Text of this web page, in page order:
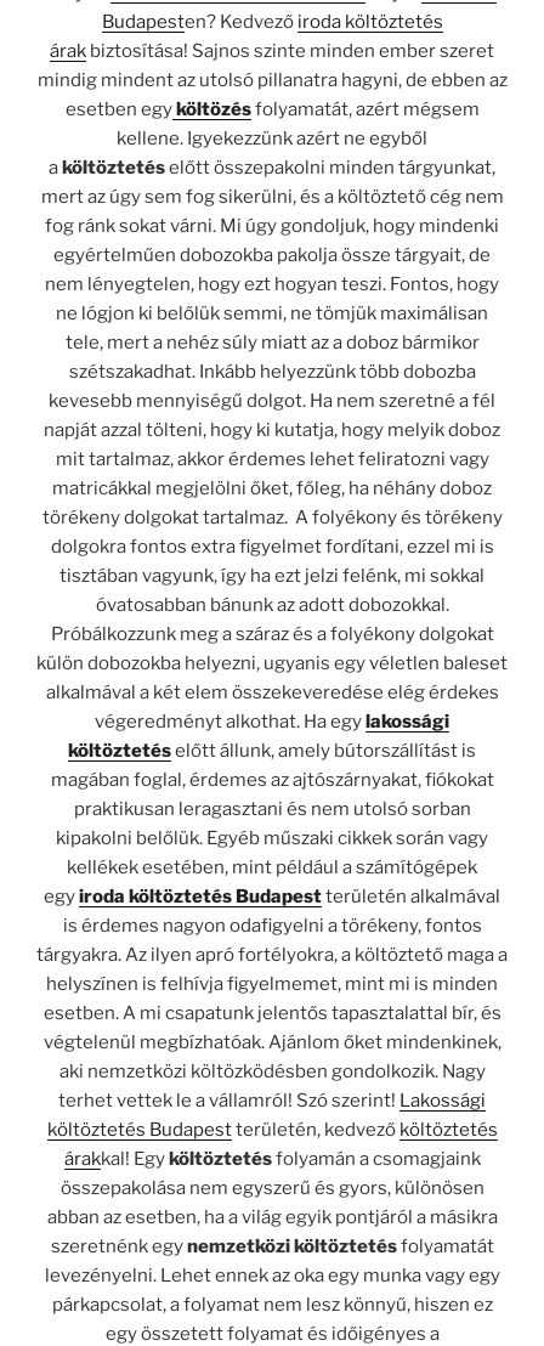
Budapesten? Kedvező iroda költöztetés
árak biztosítása! Sajnos szinte minden ember szeret
mindig mindent az utolsó pillanatra hagyni, de ebben az
esetben egyköltözésfolyamatát, azért mégsem
kellene. Igyekezzünk azért ne egyből
aköltöztetéselőtt összepakolni minden tárgyunkat,
mert az úgy sem fog sikerülni, és a költöztető cég nem
fog ránk sokat várni. Mi úgy gondoljuk, hogy mindenki
egyértelműen dobozokba pakolja össze tárgyait, de
nem lényegtelen, hogy ezt hogyan teszi. Fontos, hogy
ne lógjon ki belőlük semmi, ne tömjük maximálisan
tele, mert a nehéz súly miatt az a doboz bármikor
szétszakadhat. Inkább helyezzünk több dobozba
kevesebb mennyiségű dolgot. Ha nem szeretné a fél
napját azzal tölteni, hogy ki kutatja, hogy melyik doboz
mit tartalmaz, akkor érdemes lehet feliratozni vagy
matricákkal megjelölni őket, főleg, ha néhány doboz
törékeny dolgokat tartalmaz. A folyékony és törékeny
dolgokra fontos extra figyelmet fordítani, ezzel mi is
tisztában vagyunk, így ha ezt jelzi felénk, mi sokkal
óvatosabban bánunk az adott dobozokkal.
Próbálkozzunk meg a száraz és a folyékony dolgokat
külön dobozokba helyezni, ugyanis egy véletlen baleset
alkalmával a két elem összekeveredése elég érdekes
végeredményt alkothat. Ha egylakossági
költöztetéselőtt állunk, amely bútorszállítást is
magában foglal, érdemes az ajtószárnyakat, fiókokat
praktikusan leragasztani és nem utolsó sorban
kipakolni belőlük. Egyéb műszaki cikkek során vagy
kellékek esetében, mint például a számítógépek
egyiroda költöztetés Budapestterületén alkalmával
is érdemes nagyon odafigyelni a törékeny, fontos
tárgyakra. Az ilyen apró fortélyokra, a költöztető maga a
helyszínen is felhívja figyelmemet, mint mi is minden
esetben. A mi csapatunk jelentős tapasztalattal bír, és
végtelenül megbízhatóak. Ajánlom őket mindenkinek,
aki nemzetközi költözködésben gondolkozik. Nagy
terhet vettek le a vállamról! Szó szerint! Lakossági
költöztetés Budapestterületén, kedvező költöztetés
árakkal! Egyköltöztetésfolyamán a csomagjaink
összepakolása nem egyszerű és gyors, különösen
abban az esetben, ha a világ egyik pontjáról a másikra
szeretnénk egynemzetközi költöztetésfolyamatát
levezényelni. Lehet ennek az oka egy munka vagy egy
párkapcsolat, a folyamat nem lesz könnyű, hiszen ez
egy összetett folyamat és időigényes a